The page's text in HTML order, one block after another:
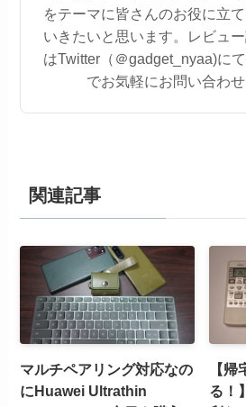
をテーマに皆さんのお役に立
いきたいと思います。レビュ
はTwitter（＠gadget_nyaa)に
でお気軽にお問い合わせ
関連記事
マルチペアリング対応なの
にHuawei Ultrathin
【
る！